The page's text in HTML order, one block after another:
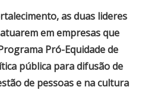
as duas lideres
em empresas que
Pró-Equidade de
pública para difusão de
de pessoas e na cultura